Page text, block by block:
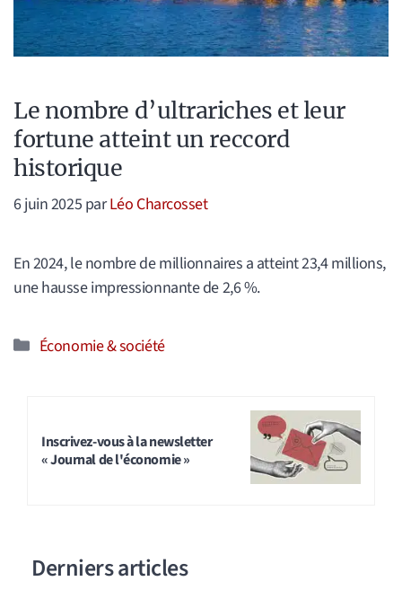
Le nombre d’ultrariches et leur
fortune atteint un reccord
historique
6 juin 2025 parLéo Charcosset
En 2024, le nombre de millionnaires a atteint 23,4 millions,
une hausse impressionnante de 2,6 %.
Catégories
Économie & société
Inscrivez-vous à la newsletter
« Journal de l'économie »
Derniers articles